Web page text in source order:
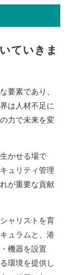
ていきま
要素であり、
は人材不足に
力で未来を変
かせる場で
ュリティ管理
が重要な貢献
ャリストを育
ュラムと、港
機器を設置
環境を提供し